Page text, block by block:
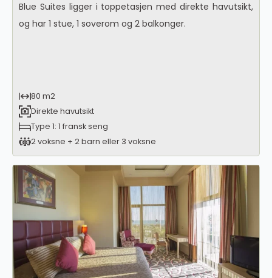
Blue Suites ligger i toppetasjen med direkte havutsikt,
og har 1 stue, 1 soverom og 2 balkonger.
80 m2
Direkte havutsikt
Type 1: 1 fransk seng
2 voksne + 2 barn eller 3 voksne